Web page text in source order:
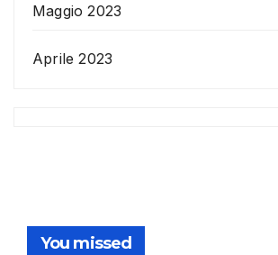
Maggio 2023
Aprile 2023
You missed